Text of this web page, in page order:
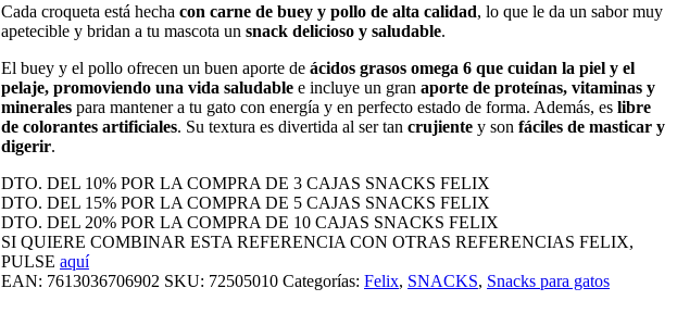
Cada croqueta está hecha con carne de buey y pollo de alta calidad, lo que le da un sabor muy
apetecible y bridan a tu mascota un snack delicioso y saludable.
El buey y el pollo ofrecen un buen aporte de ácidos grasos omega 6 que cuidan la piel y el
pelaje, promoviendo una vida saludable e incluye un gran aporte de proteínas, vitaminas y
minerales para mantener a tu gato con energía y en perfecto estado de forma. Además, es libre
de colorantes artificiales. Su textura es divertida al ser tan crujiente y son fáciles de masticar y
digerir.
DTO. DEL 10% POR LA COMPRA DE 3 CAJAS SNACKS FELIX
DTO. DEL 15% POR LA COMPRA DE 5 CAJAS SNACKS FELIX
DTO. DEL 20% POR LA COMPRA DE 10 CAJAS SNACKS FELIX
SI QUIERE COMBINAR ESTA REFERENCIA CON OTRAS REFERENCIAS FELIX,
PULSE aquí
EAN: 7613036706902 SKU: 72505010 Categorías: Felix, SNACKS, Snacks para gatos